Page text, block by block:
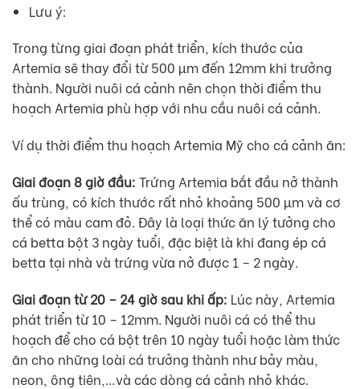
Lưu ý:
Trong từng giai đoạn phát triển, kích thước của
Artemia sẽ thay đổi từ 500 µm đến 12mm khi trưởng
thành. Người nuôi cá cảnh nên chọn thời điểm thu
hoạch Artemia phù hợp với nhu cầu nuôi cá cảnh.
Ví dụ thời điểm thu hoạch Artemia Mỹ cho cá cảnh ăn:
Giai đoạn 8 giờ đầu: Trứng Artemia bắt đầu nở thành
ấu trùng, có kích thước rất nhỏ khoảng 500 µm và cơ
thể có màu cam đỏ. Đây là loại thức ăn lý tưởng cho
cá betta bột 3 ngày tuổi, đặc biệt là khi đang ép cá
betta tại nhà và trứng vừa nở được 1 – 2 ngày.
Giai đoạn từ 20 – 24 giờ sau khi ấp: Lúc này, Artemia
phát triển từ 10 – 12mm. Người nuôi cá có thể thu
hoạch để cho cá bột trên 10 ngày tuổi hoặc làm thức
ăn cho những loài cá trưởng thành như bảy màu,
neon, ông tiên,…và các dòng cá cảnh nhỏ khác.